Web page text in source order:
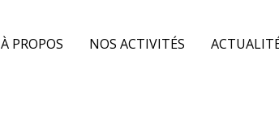
À PROPOS NOS ACTIVITÉS